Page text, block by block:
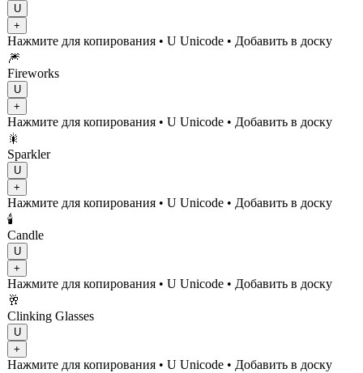
U
+
Нажмите для копирования • U Unicode • Добавить в доску
🎆
Fireworks
U
+
Нажмите для копирования • U Unicode • Добавить в доску
🎇
Sparkler
U
+
Нажмите для копирования • U Unicode • Добавить в доску
🕯️
Candle
U
+
Нажмите для копирования • U Unicode • Добавить в доску
🥂
Clinking Glasses
U
+
Нажмите для копирования • U Unicode • Добавить в доску